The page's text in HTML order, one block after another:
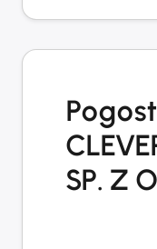
SP. Z